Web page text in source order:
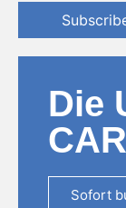
Die
Sofort